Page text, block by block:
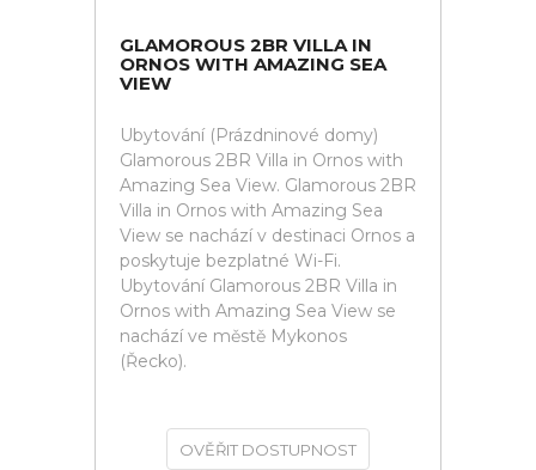
GLAMOROUS 2BR VILLA IN
ORNOS WITH AMAZING SEA
VIEW
Ubytování (Prázdninové domy)
Glamorous 2BR Villa in Ornos with
Amazing Sea View. Glamorous 2BR
Villa in Ornos with Amazing Sea
View se nachází v destinaci Ornos a
poskytuje bezplatné Wi-Fi.
Ubytování Glamorous 2BR Villa in
Ornos with Amazing Sea View se
nachází ve městě Mykonos
(Řecko).
OVĚŘIT DOSTUPNOST